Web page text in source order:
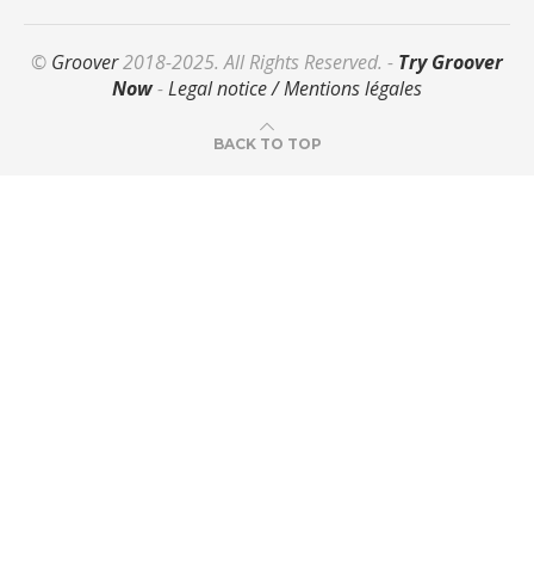
© Groover2018-2025. All Rights Reserved. - Try Groover
Now-Legal notice / Mentions légales
BACK TO TOP